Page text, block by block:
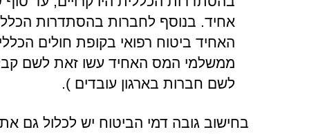
אחיד. בנוסף לחברות בהסתדרות
האחיד ביטוח רפואי בקופת חולים
ממשלמי המס האחיד עשו זאת לשם
לשם חברות בארגון עובדים ).
בחישוב גובה דמי הביטוח יש לכלול גם